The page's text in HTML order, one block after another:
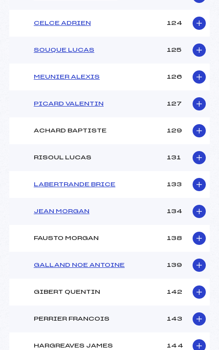
CELCE ADRIEN 124
SOUQUE LUCAS 125
MEUNIER ALEXIS 126
PICARD VALENTIN 127
ACHARD BAPTISTE 129
RISOUL LUCAS 131
LABERTRANDE BRICE 133
JEAN MORGAN 134
FAUSTO MORGAN 138
GALLAND NOE ANTOINE 139
GIBERT QUENTIN 142
PERRIER FRANCOIS 143
HARGREAVES JAMES 144